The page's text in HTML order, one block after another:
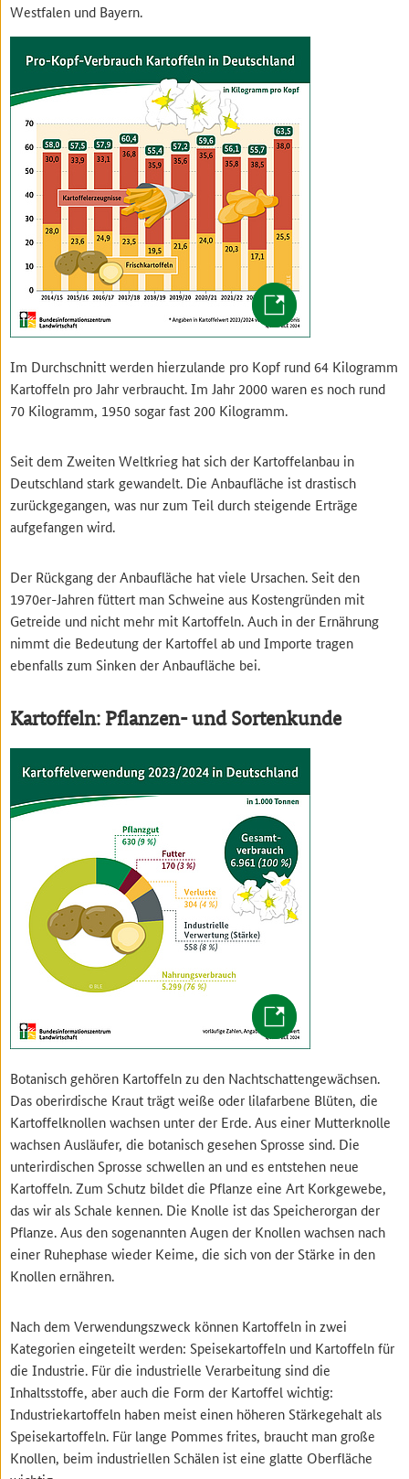
Westfalen und Bayern.
Im Durchschnitt werden hierzulande pro Kopf rund 64 Kilogramm
Kartoffeln pro Jahr verbraucht. Im Jahr 2000 waren es noch rund
70 Kilogramm, 1950 sogar fast 200 Kilogramm.
Seit dem Zweiten Weltkrieg hat sich der Kartoffelanbau in
Deutschland stark gewandelt. Die Anbaufläche ist drastisch
zurückgegangen, was nur zum Teil durch steigende Erträge
aufgefangen wird.
Der Rückgang der Anbaufläche hat viele Ursachen. Seit den
1970er-Jahren füttert man Schweine aus Kostengründen mit
Getreide und nicht mehr mit Kartoffeln. Auch in der Ernährung
nimmt die Bedeutung der Kartoffel ab und Importe tragen
ebenfalls zum Sinken der Anbaufläche bei.
Kartoffeln: Pflanzen- und Sortenkunde
Botanisch gehören Kartoffeln zu den Nachtschattengewächsen.
Das oberirdische Kraut trägt weiße oder lilafarbene Blüten, die
Kartoffelknollen wachsen unter der Erde. Aus einer Mutterknolle
wachsen Ausläufer, die botanisch gesehen Sprosse sind. Die
unterirdischen Sprosse schwellen an und es entstehen neue
Kartoffeln. Zum Schutz bildet die Pflanze eine Art Korkgewebe,
das wir als Schale kennen. Die Knolle ist das Speicherorgan der
Pflanze. Aus den sogenannten Augen der Knollen wachsen nach
einer Ruhephase wieder Keime, die sich von der Stärke in den
Knollen ernähren.
Nach dem Verwendungszweck können Kartoffeln in zwei
Kategorien eingeteilt werden: Speisekartoffeln und Kartoffeln für
die Industrie. Für die industrielle Verarbeitung sind die
Inhaltsstoffe, aber auch die Form der Kartoffel wichtig:
Industriekartoffeln haben meist einen höheren Stärkegehalt als
Speisekartoffeln. Für lange Pommes frites, braucht man große
Knollen, beim industriellen Schälen ist eine glatte Oberfläche